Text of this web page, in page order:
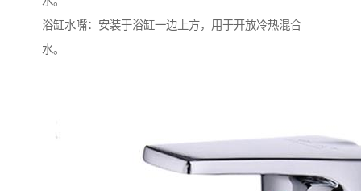
浴缸水嘴：安装于浴缸一边上方，用于开放冷热混合
水。